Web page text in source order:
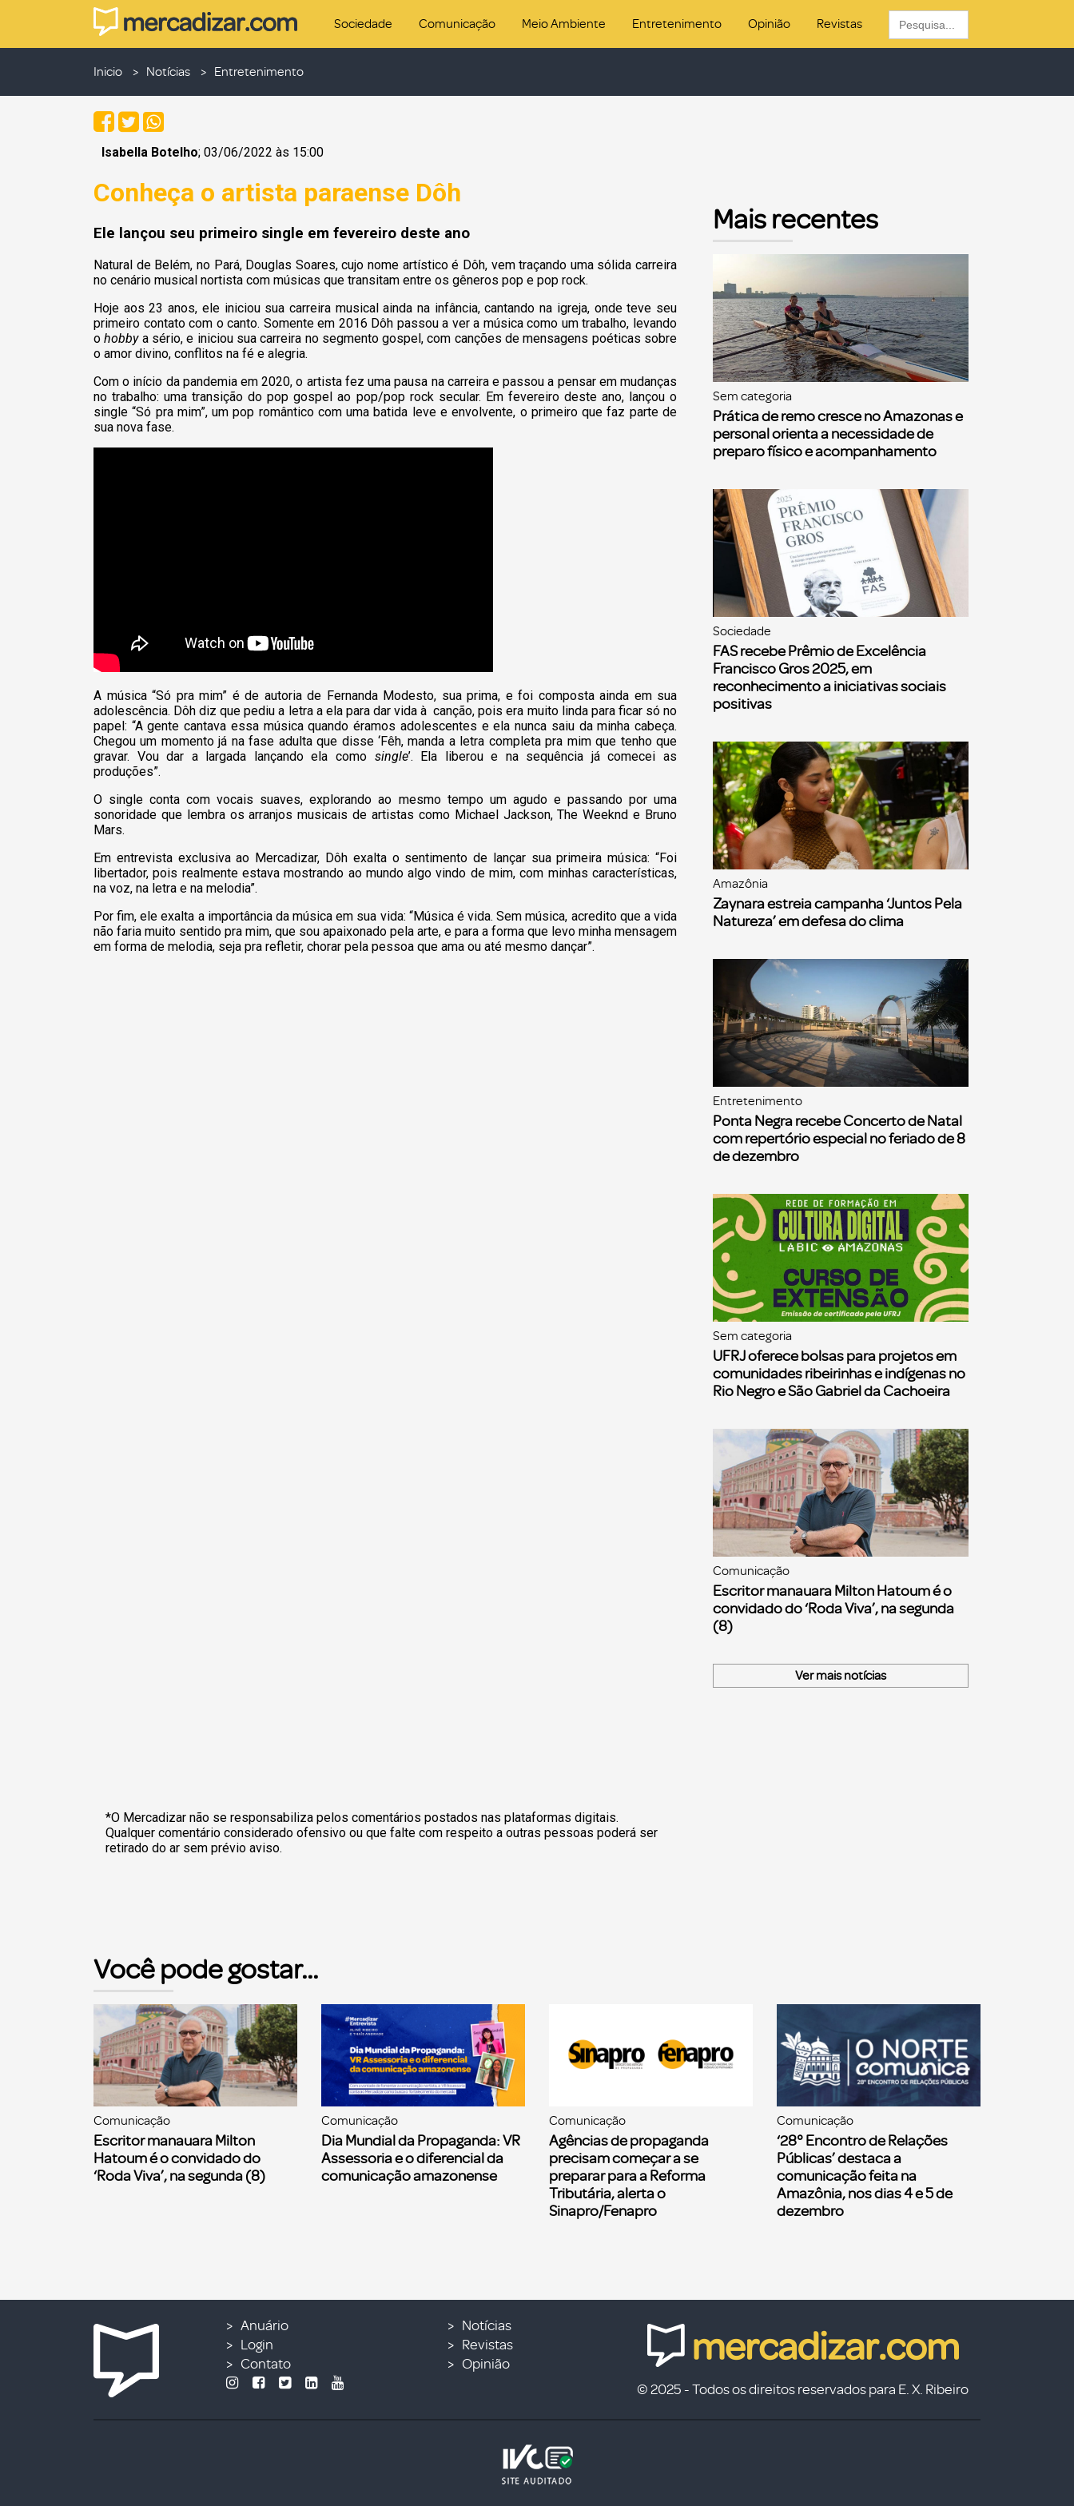
Sociedade Comunicação Meio Ambiente Entretenimento Opinião Revistas
Search
for:
Inicio Notícias Entretenimento
Isabella Botelho; 03/06/2022 às 15:00
Conheça o artista paraense Dôh
Ele lançou seu primeiro single em fevereiro deste ano
Natural de Belém, no Pará, Douglas Soares, cujo nome artístico é Dôh, vem traçando uma sólida carreira
no cenário musical nortista com músicas que transitam entre os gêneros pop e pop rock.
Hoje aos 23 anos, ele iniciou sua carreira musical ainda na infância, cantando na igreja, onde teve seu
primeiro contato com o canto. Somente em 2016 Dôh passou a ver a música como um trabalho, levando
ohobbya sério, e iniciou sua carreira no segmento gospel, com canções de mensagens poéticas sobre
o amor divino, conflitos na fé e alegria.
Com o início da pandemia em 2020, o artista fez uma pausa na carreira e passou a pensar em mudanças
no trabalho: uma transição do pop gospel ao pop/pop rock secular. Em fevereiro deste ano, lançou o
single “Só pra mim”, um pop romântico com uma batida leve e envolvente, o primeiro que faz parte de
sua nova fase.
A música “Só pra mim” é de autoria de Fernanda Modesto, sua prima, e foi composta ainda em sua
adolescência. Dôh diz que pediu a letra a ela para dar vida à canção, pois era muito linda para ficar só no
papel: “A gente cantava essa música quando éramos adolescentes e ela nunca saiu da minha cabeça.
Chegou um momento já na fase adulta que disse ‘Fêh, manda a letra completa pra mim que tenho que
gravar. Vou dar a largada lançando ela comosingle’. Ela liberou e na sequência já comecei as
produções”.
O single conta com vocais suaves, explorando ao mesmo tempo um agudo e passando por uma
sonoridade que lembra os arranjos musicais de artistas como Michael Jackson, The Weeknd e Bruno
Mars.
Em entrevista exclusiva ao Mercadizar, Dôh exalta o sentimento de lançar sua primeira música: “Foi
libertador, pois realmente estava mostrando ao mundo algo vindo de mim, com minhas características,
na voz, na letra e na melodia”.
Por fim, ele exalta a importância da música em sua vida: “Música é vida. Sem música, acredito que a vida
não faria muito sentido pra mim, que sou apaixonado pela arte, e para a forma que levo minha mensagem
em forma de melodia, seja pra refletir, chorar pela pessoa que ama ou até mesmo dançar”.
*O Mercadizar não se responsabiliza pelos comentários postados nas plataformas digitais.
Qualquer comentário considerado ofensivo ou que falte com respeito a outras pessoas poderá ser
retirado do ar sem prévio aviso.
Mais recentes
Sem categoria
Prática de remo cresce no Amazonas e
personal orienta a necessidade de
preparo físico e acompanhamento
Sociedade
FAS recebe Prêmio de Excelência
Francisco Gros 2025, em
reconhecimento a iniciativas sociais
positivas
Amazônia
Zaynara estreia campanha ‘Juntos Pela
Natureza’ em defesa do clima
Entretenimento
Ponta Negra recebe Concerto de Natal
com repertório especial no feriado de 8
de dezembro
Sem categoria
UFRJ oferece bolsas para projetos em
comunidades ribeirinhas e indígenas no
Rio Negro e São Gabriel da Cachoeira
Comunicação
Escritor manauara Milton Hatoum é o
convidado do ‘Roda Viva’, na segunda
(8)
Ver mais notícias
Você pode gostar...
Comunicação
Escritor manauara Milton
Hatoum é o convidado do
‘Roda Viva’, na segunda (8)
Comunicação
Dia Mundial da Propaganda: VR
Assessoria e o diferencial da
comunicação amazonense
Comunicação
Agências de propaganda
precisam começar a se
preparar para a Reforma
Tributária, alerta o
Sinapro/Fenapro
Comunicação
‘28° Encontro de Relações
Públicas’ destaca a
comunicação feita na
Amazônia, nos dias 4 e 5 de
dezembro
Anuário
Login
Contato
Notícias
Revistas
Opinião
© 2025 - Todos os direitos reservados para E. X. Ribeiro